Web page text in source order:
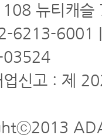
108 뉴티캐슬
6213-6001
03524
업신고 : 제